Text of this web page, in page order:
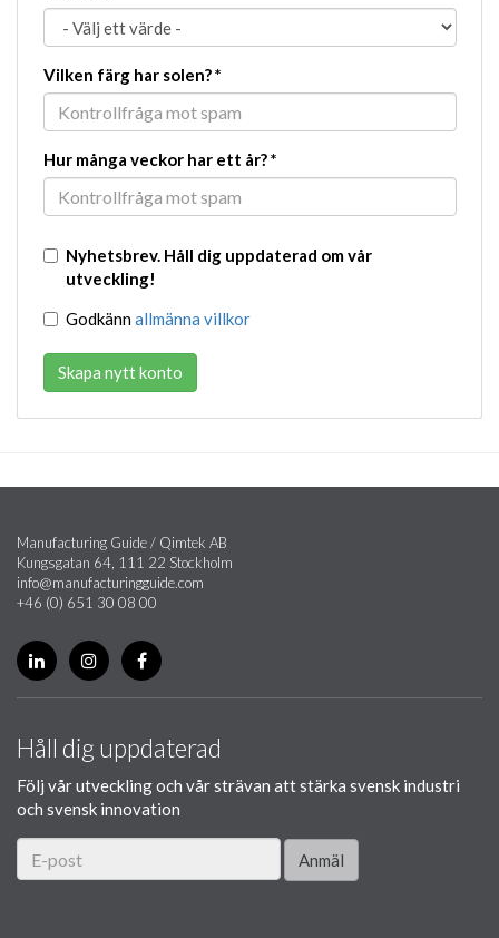
Vilken färg har solen?*
Hur många veckor har ett år?*
Nyhetsbrev. Håll dig uppdaterad om vår
utveckling!
Godkännallmänna villkor
Skapa nytt konto
Manufacturing Guide / Qimtek AB
Kungsgatan 64, 111 22 Stockholm
info@manufacturingguide.com
+46 (0) 651 30 08 00
Håll dig uppdaterad
Följ vår utveckling och vår strävan att stärka svensk industri
och svensk innovation
Anmäl